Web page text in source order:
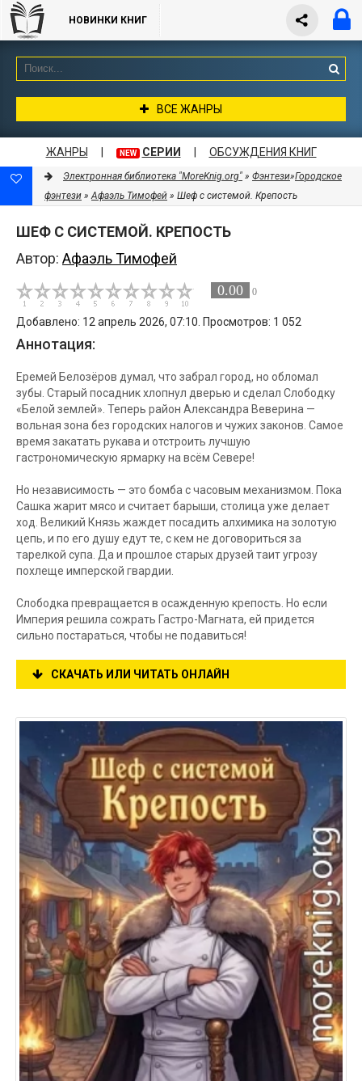
НОВИНКИ КНИГ
ВСЕ ЖАНРЫ
ЖАНРЫ NEW СЕРИИ ОБСУЖДЕНИЯ КНИГ
Электронная библиотека "MoreKnig.org" » Фэнтези»Городское
фэнтези »Афаэль Тимофей » Шеф с системой. Крепость
ШЕФ С СИСТЕМОЙ. КРЕПОСТЬ
Автор: Афаэль Тимофей
0.00 0
Добавлено: 12 апрель 2026, 07:10. Просмотров: 1 052
Аннотация:
Еремей Белозёров думал, что забрал город, но обломал
зубы. Старый посадник хлопнул дверью и сделал Слободку
«Белой землей». Теперь район Александра Веверина —
вольная зона без городских налогов и чужих законов. Самое
время закатать рукава и отстроить лучшую
гастрономическую ярмарку на всём Севере!
Но независимость — это бомба с часовым механизмом. Пока
Сашка жарит мясо и считает барыши, столица уже делает
ход. Великий Князь жаждет посадить алхимика на золотую
цепь, и по его душу едут те, с кем не договориться за
тарелкой супа. Да и прошлое старых друзей таит угрозу
похлеще имперской гвардии.
Слободка превращается в осажденную крепость. Но если
Империя решила сожрать Гастро-Магната, ей придется
сильно постараться, чтобы не подавиться!
СКАЧАТЬ ИЛИ ЧИТАТЬ ОНЛАЙН